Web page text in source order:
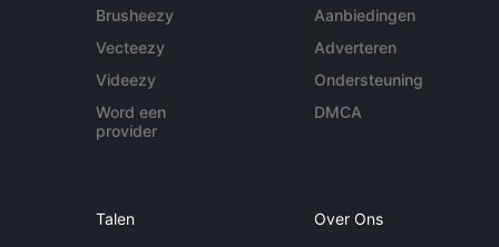
Brusheezy
Vecteezy
Videezy
Word een
provider
Aanbiedingen
Adverteren
Ondersteuning
DMCA
Talen Over Ons